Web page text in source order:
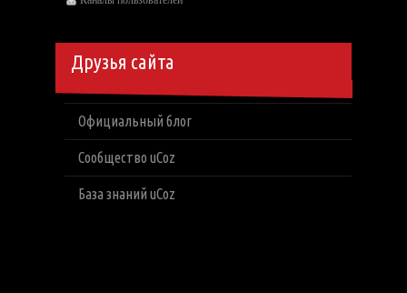
Друзья сайта
Официальный блог
Сообщество uCoz
База знаний uCoz